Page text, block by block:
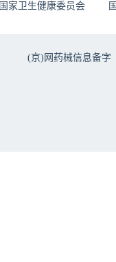
国家卫生健康委员会
(京)网药械信息备字